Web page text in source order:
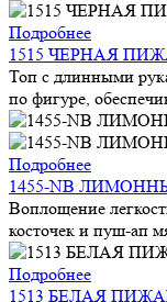
Подробнее
1515 ЧЕРНАЯ
Топ с длинными
по фигуре,
Подробнее
1455-NB
Воплощение
косточек и пуш-ап
Подробнее
1513 БЕЛАЯ